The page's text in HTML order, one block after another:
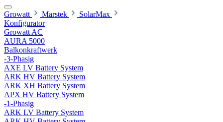
Growatt Marstek
SolarMax
Konfigurator
Growatt AC
AURA 5000
Balkonkraftwerk
-3-Phasig
AXE LV Battery System
ARK HV Battery System
ARK XH Battery System
APX HV Battery System
-1-Phasig
ARK LV Battery System